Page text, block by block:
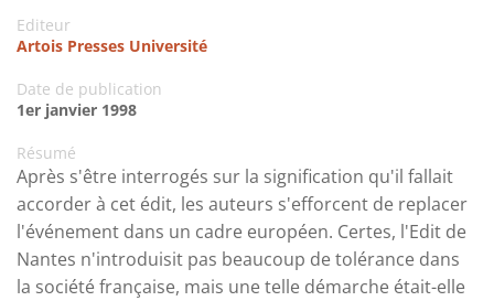
Editeur
Artois Presses Université
Date de publication
1er janvier 1998
Résumé
Après s'être interrogés sur la signification qu'il fallait
accorder à cet édit, les auteurs s'efforcent de replacer
l'événement dans un cadre européen. Certes, l'Edit de
Nantes n'introduisit pas beaucoup de tolérance dans
la société française, mais une telle démarche était-elle